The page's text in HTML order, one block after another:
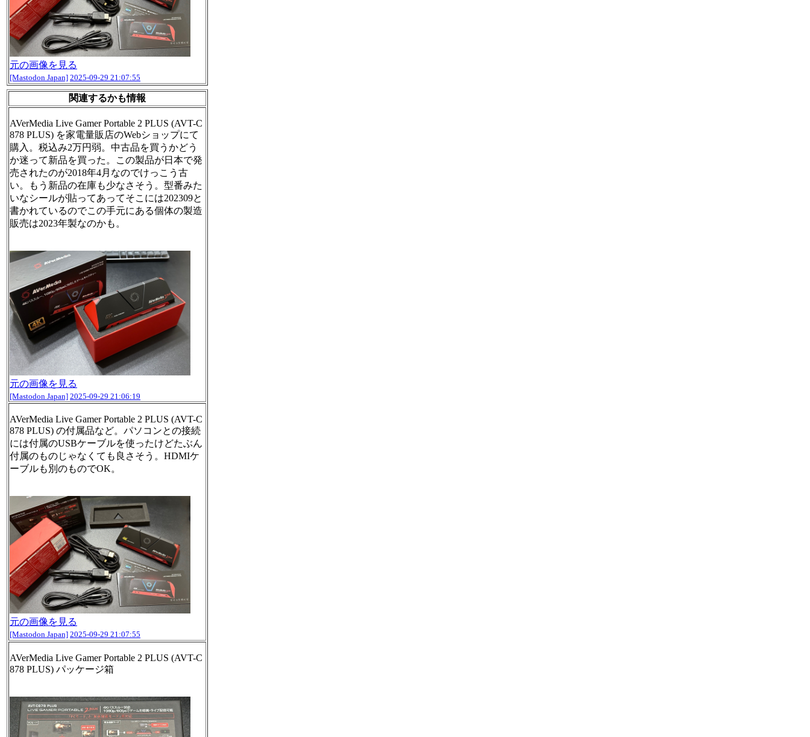
元の画像を見る
[Mastodon Japan] 2025-09-29 21:07:55
関連するかも情報
AVerMedia Live Gamer Portable 2 PLUS (AVT-C
878 PLUS) を家電量販店のWebショップにて
購入。税込み2万円弱。中古品を買うかどう
か迷って新品を買った。この製品が日本で発
売されたのが2018年4月なのでけっこう古
い。もう新品の在庫も少なさそう。型番みた
いなシールが貼ってあってそこには202309と
書かれているのでこの手元にある個体の製造
販売は2023年製なのかも。
元の画像を見る
[Mastodon Japan] 2025-09-29 21:06:19
AVerMedia Live Gamer Portable 2 PLUS (AVT-C
878 PLUS) の付属品など。パソコンとの接続
には付属のUSBケーブルを使ったけどたぶん
付属のものじゃなくても良さそう。HDMIケ
ーブルも別のものでOK。
元の画像を見る
[Mastodon Japan] 2025-09-29 21:07:55
AVerMedia Live Gamer Portable 2 PLUS (AVT-C
878 PLUS) パッケージ箱